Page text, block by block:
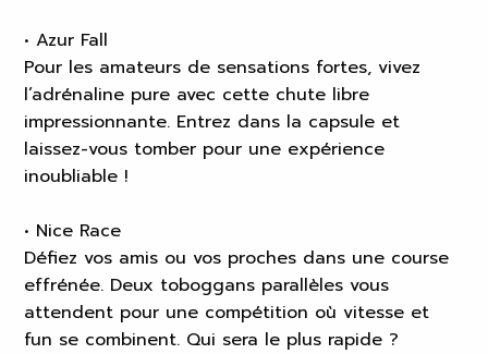
• Azur Fall
Pour les amateurs de sensations fortes, vivez
l’adrénaline pure avec cette chute libre
impressionnante. Entrez dans la capsule et
laissez-vous tomber pour une expérience
inoubliable !
• Nice Race
Défiez vos amis ou vos proches dans une course
effrénée. Deux toboggans parallèles vous
attendent pour une compétition où vitesse et
fun se combinent. Qui sera le plus rapide ?